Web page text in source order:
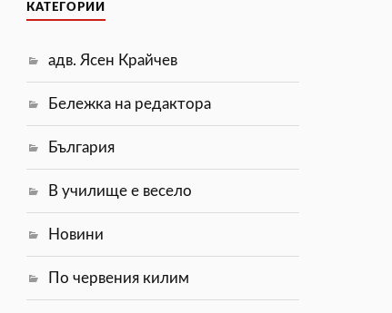
КАТЕГОРИИ
адв. Ясен Крайчев
Бележка на редактора
България
В училище е весело
Новини
По червения килим